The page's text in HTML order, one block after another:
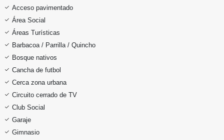
Acceso pavimentado
Área Social
Áreas Turísticas
Barbacoa / Parrilla / Quincho
Bosque nativos
Cancha de futbol
Cerca zona urbana
Circuito cerrado de TV
Club Social
Garaje
Gimnasio